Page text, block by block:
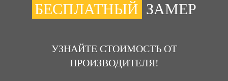
БЕСПЛАТНЫЙ ЗАМЕР
УЗНАЙТЕ СТОИМОСТЬ ОТ
ПРОИЗВОДИТЕЛЯ!